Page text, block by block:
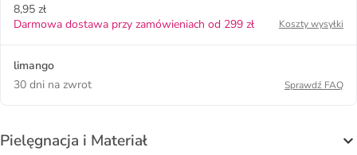
8,95 zł
Darmowa dostawa przy zamówieniach od 299 zł
Koszty wysyłki
limango
30 dni na zwrot
Sprawdź FAQ
Pielęgnacja i Materiał